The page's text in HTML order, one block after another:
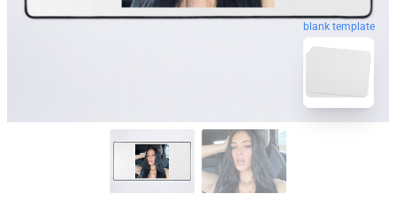
blank template